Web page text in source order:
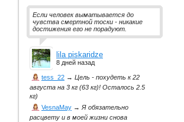
Если человек выматывается до
чувства смертной тоски - никакие
достижения его не порадуют.
lila piskaridze
8 дней назад
tess_22 → Цель - похудеть к 22
августа на 3 кг (63 кг)! Осталось 2.5
кг)
VesnaMay →Я обязательно
расцвету и в моей жизни снова